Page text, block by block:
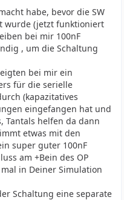
habe, bevor die SW
wurde (jetzt funktioniert
bei mir 100nF
, um die Schaltung
bei mir ein
für die serielle
(kapazitatives
eingefangen hat und
Tantals helfen da dann
etwas mit den
super guter 100nF
am +Bein des OP
in Deiner Simulation
Schaltung eine separate